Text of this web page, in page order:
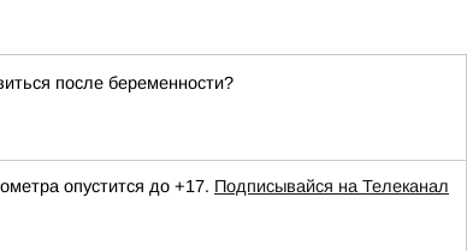
после беременности?
опустится до +17. Подписывайся на Телеканал